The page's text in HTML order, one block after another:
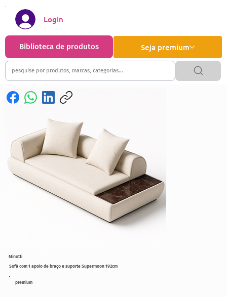
Seja premium
Biblioteca de produtos
Login
premium
Sofá com 1 apoio de braço e suporte Supermoon 192cm
Minotti